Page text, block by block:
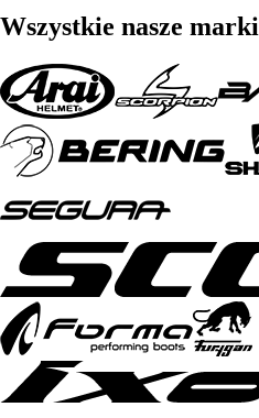
Wszystkie nasze marki